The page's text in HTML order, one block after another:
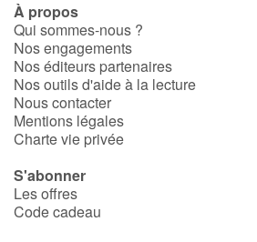
À propos
Qui sommes-nous ?
Nos engagements
Nos éditeurs partenaires
Nos outils d'aide à la lecture
Nous contacter
Mentions légales
Charte vie privée
S'abonner
Les offres
Code cadeau